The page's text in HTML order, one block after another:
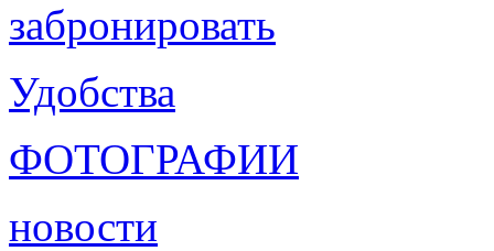
забронировать
Удобства
ФОТОГРАФИИ
новости